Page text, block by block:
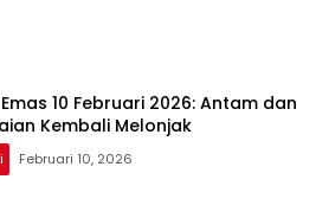
10 Februari 2026: Antam dan
Kembali Melonjak
Februari 10, 2026